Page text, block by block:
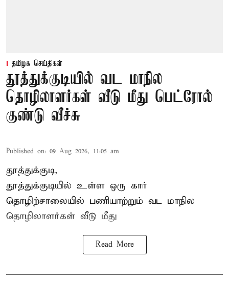
தமிழக செய்திகள்
தூத்துக்குடியில் வட மாநில
தொழிலாளர்கள் வீடு மீது பெட்ரோல்
குண்டு வீச்சு
Published on: 09 Aug 2026, 11:05 am
தூத்துக்குடி,
தூத்துக்குடியில் உள்ள ஒரு கார்
தொழிற்சாலையில் பணியாற்றும் வட மாநில
தொழிலாளர்கள் வீடு மீது
Read More